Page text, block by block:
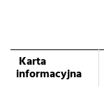
Karta
informacyjna